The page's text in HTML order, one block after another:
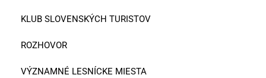
KLUB SLOVENSKÝCH TURISTOV
ROZHOVOR
VÝZNAMNÉ LESNÍCKE MIESTA